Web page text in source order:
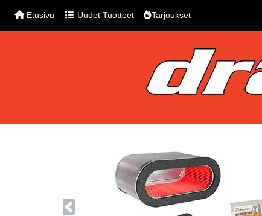
Etusivu Uudet Tuotteet Tarjoukset
Previous